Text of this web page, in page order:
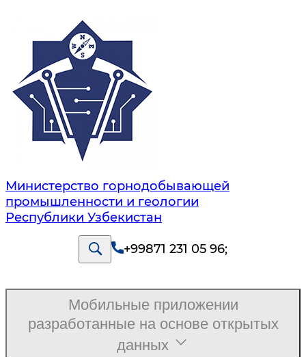
Министерство горнодобывающей
промышленности и геологии
Республики Узбекистан
+99871 231 05 96;
Мобильные приложении
разработанные на основе открытых
данных